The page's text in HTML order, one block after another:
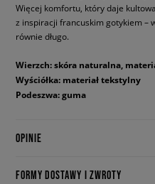
Więcej komfortu, który daje
z inspiracji francuskim gotykiem –
równie długo.
Wierzch: skóra naturalna,
Wyściółka: materiał tekstylny
Podeszwa: guma
OPINIE
FORMY DOSTAWY I ZWROTY